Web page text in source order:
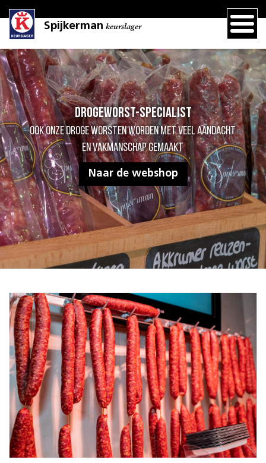
Spijkerman keurslager
Drogeworst-specialist
Ook onze droge worsten worden met veel aandacht
en vakmanschap gemaakt
Naar de webshop